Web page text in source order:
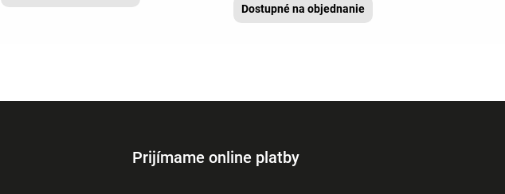
Dostupné na objednanie
Prijímame online platby